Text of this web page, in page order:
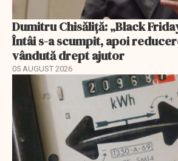
Dumitru Chisăliță: „Black
Întâi s-a scumpit, apoi
vândută drept ajutor
05 AUGUST 2026